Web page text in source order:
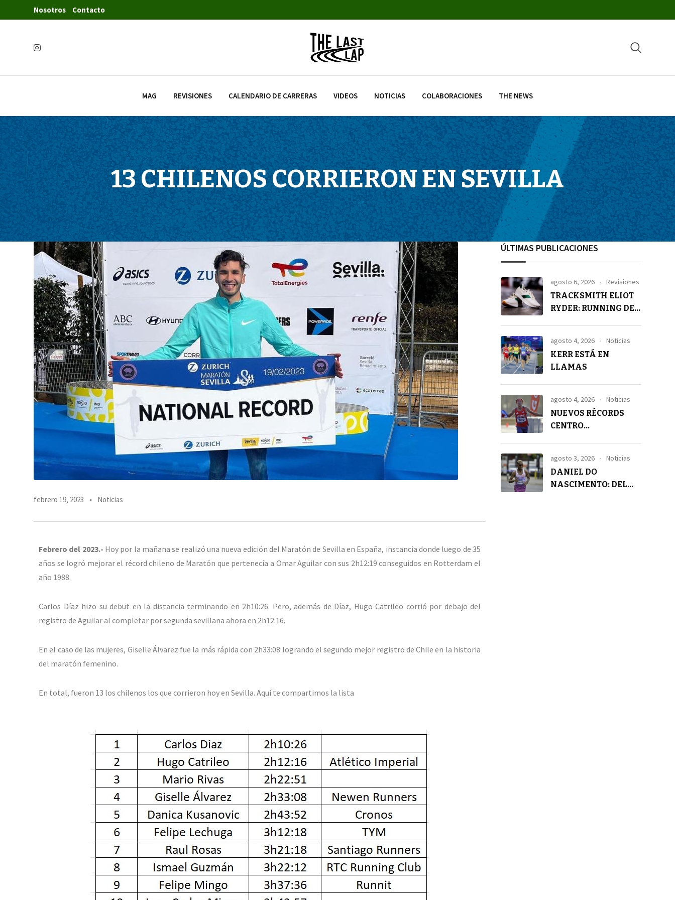
Nosotros Contacto
MAG REVISIONES CALENDARIO DE CARRERAS VIDEOS NOTICIAS COLABORACIONES THE NEWS
13 CHILENOS CORRIERON EN SEVILLA
febrero 19, 2023 Noticias
Febrero del 2023.- Hoy por la mañana se realizó una nueva edición del Maratón de Sevilla en España, instancia donde luego de 35
años se logró mejorar el récord chileno de Maratón que pertenecía a Omar Aguilar con sus 2h12:19 conseguidos en Rotterdam el
año 1988.
Carlos Díaz hizo su debut en la distancia terminando en 2h10:26. Pero, además de Díaz, Hugo Catrileo corrió por debajo del
registro de Aguilar al completar por segunda sevillana ahora en 2h12:16.
En el caso de las mujeres, Giselle Álvarez fue la más rápida con 2h33:08 logrando el segundo mejor registro de Chile en la historia
del maratón femenino.
En total, fueron 13 los chilenos los que corrieron hoy en Sevilla. Aquí te compartimos la lista
ÚLTIMAS PUBLICACIONES
agosto 6, 2026 Revisiones
TRACKSMITH ELIOT
RYDER: RUNNING DE
agosto 4, 2026 Noticias
KERR ESTÁ EN
LLAMAS
agosto 4, 2026 Noticias
NUEVOS RÉCORDS
CENTRO
agosto 3, 2026 Noticias
DANIEL DO
NASCIMENTO: DEL